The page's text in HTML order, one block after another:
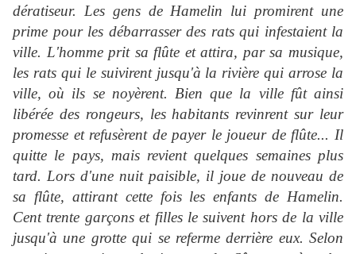
dératiseur. Les gens de Hamelin lui promirent une
prime pour les débarrasser des rats qui infestaient la
ville. L'homme prit sa flûte et attira, par sa musique,
les rats qui le suivirent jusqu'à la rivière qui arrose la
ville, où ils se noyèrent. Bien que la ville fût ainsi
libérée des rongeurs, les habitants revinrent sur leur
promesse et refusèrent de payer le joueur de flûte... Il
quitte le pays, mais revient quelques semaines plus
tard. Lors d'une nuit paisible, il joue de nouveau de
sa flûte, attirant cette fois les enfants de Hamelin.
Cent trente garçons et filles le suivent hors de la ville
jusqu'à une grotte qui se referme derrière eux. Selon